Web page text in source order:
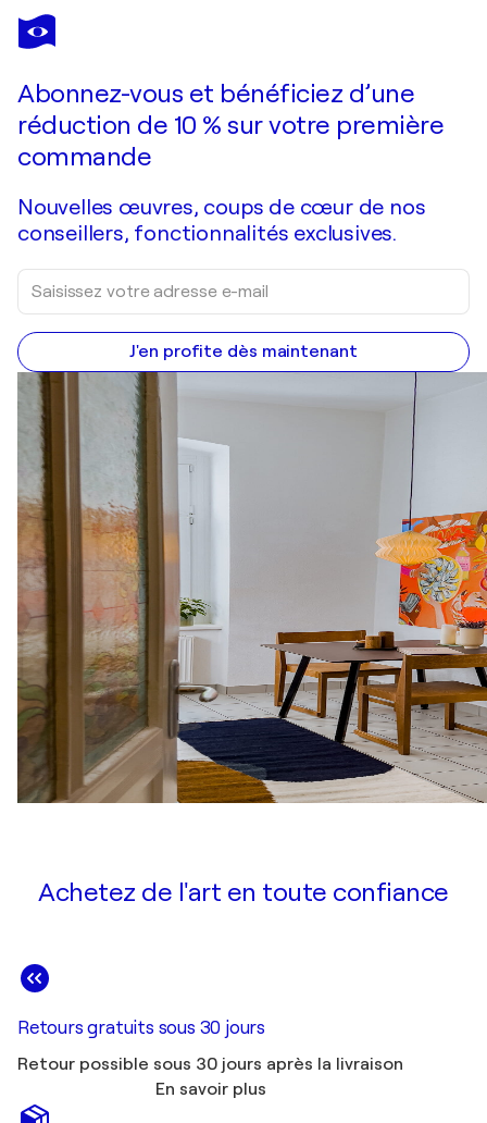
Abonnez-vous et bénéficiez d’une
réduction de 10 % sur votre première
commande
Nouvelles œuvres, coups de cœur de nos
conseillers, fonctionnalités exclusives.
J'en profite dès maintenant
Achetez de l'art en toute confiance
Retours gratuits sous 30 jours
Retour possible sous 30 jours après la livraison
En savoir plus